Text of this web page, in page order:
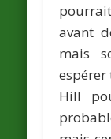
avant
mais
espérer
Hill